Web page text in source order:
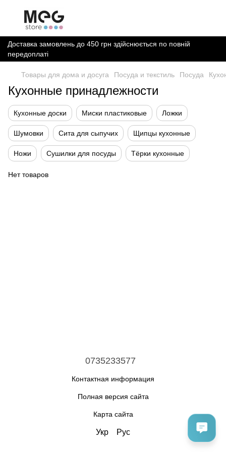
Доставка замовлень до 450 грн здійснюється по повній
передоплаті
Товары для дома и досуга Посуда и текстиль Посуда
Кухонные принадлежности
Кухонные доски Миски пластиковые Ложки
Шумовки Сита для сыпучих Щипцы кухонные
Ножи Сушилки для посуды Тёрки кухонные
Нет товаров
0735233577
Контактная информация
Полная версия сайта
Карта сайта
Укр Рус